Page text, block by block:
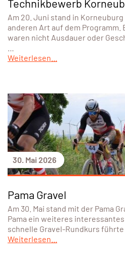
Technikbewerb
Am 20. Juni stand in
anderen Art auf dem Programm.
waren nicht Ausdauer oder
Weiterlesen...
30. Mai 2026
Pama Gravel
Am 30. Mai stand mit der Pama
Pama ein weiteres
schnelle Gravel-Rundkurs
Weiterlesen...